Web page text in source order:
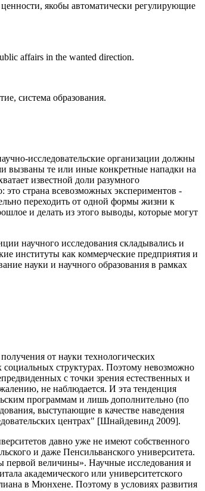
якобы автоматически регулирующие
affairs in the wanted direction.
система образования.
исследовательские организации должны
те или иные конкретные нападки на
известной доли разумного
это страна всевозможных экспериментов -
переходить от одной формы жизни к
и делать из этого выводы, которые могут
научного исследования складывались и
институты как коммерческие предприятия и
науки и научного образования в рамках
от науки технологических
социальных структурах. Поэтому невозможно
с точки зрения естественных и
не наблюдается. И эта тенденция
программам и лишь дополнительно (по
выступающие в качестве наведения
центрах" [Шнайдевинд 2009].
давно уже не имеют собственного
и даже Пенсильванского университета.
первой величины». Научные исследования и
академического или университетского
в Мюнхене. Поэтому в условиях развития